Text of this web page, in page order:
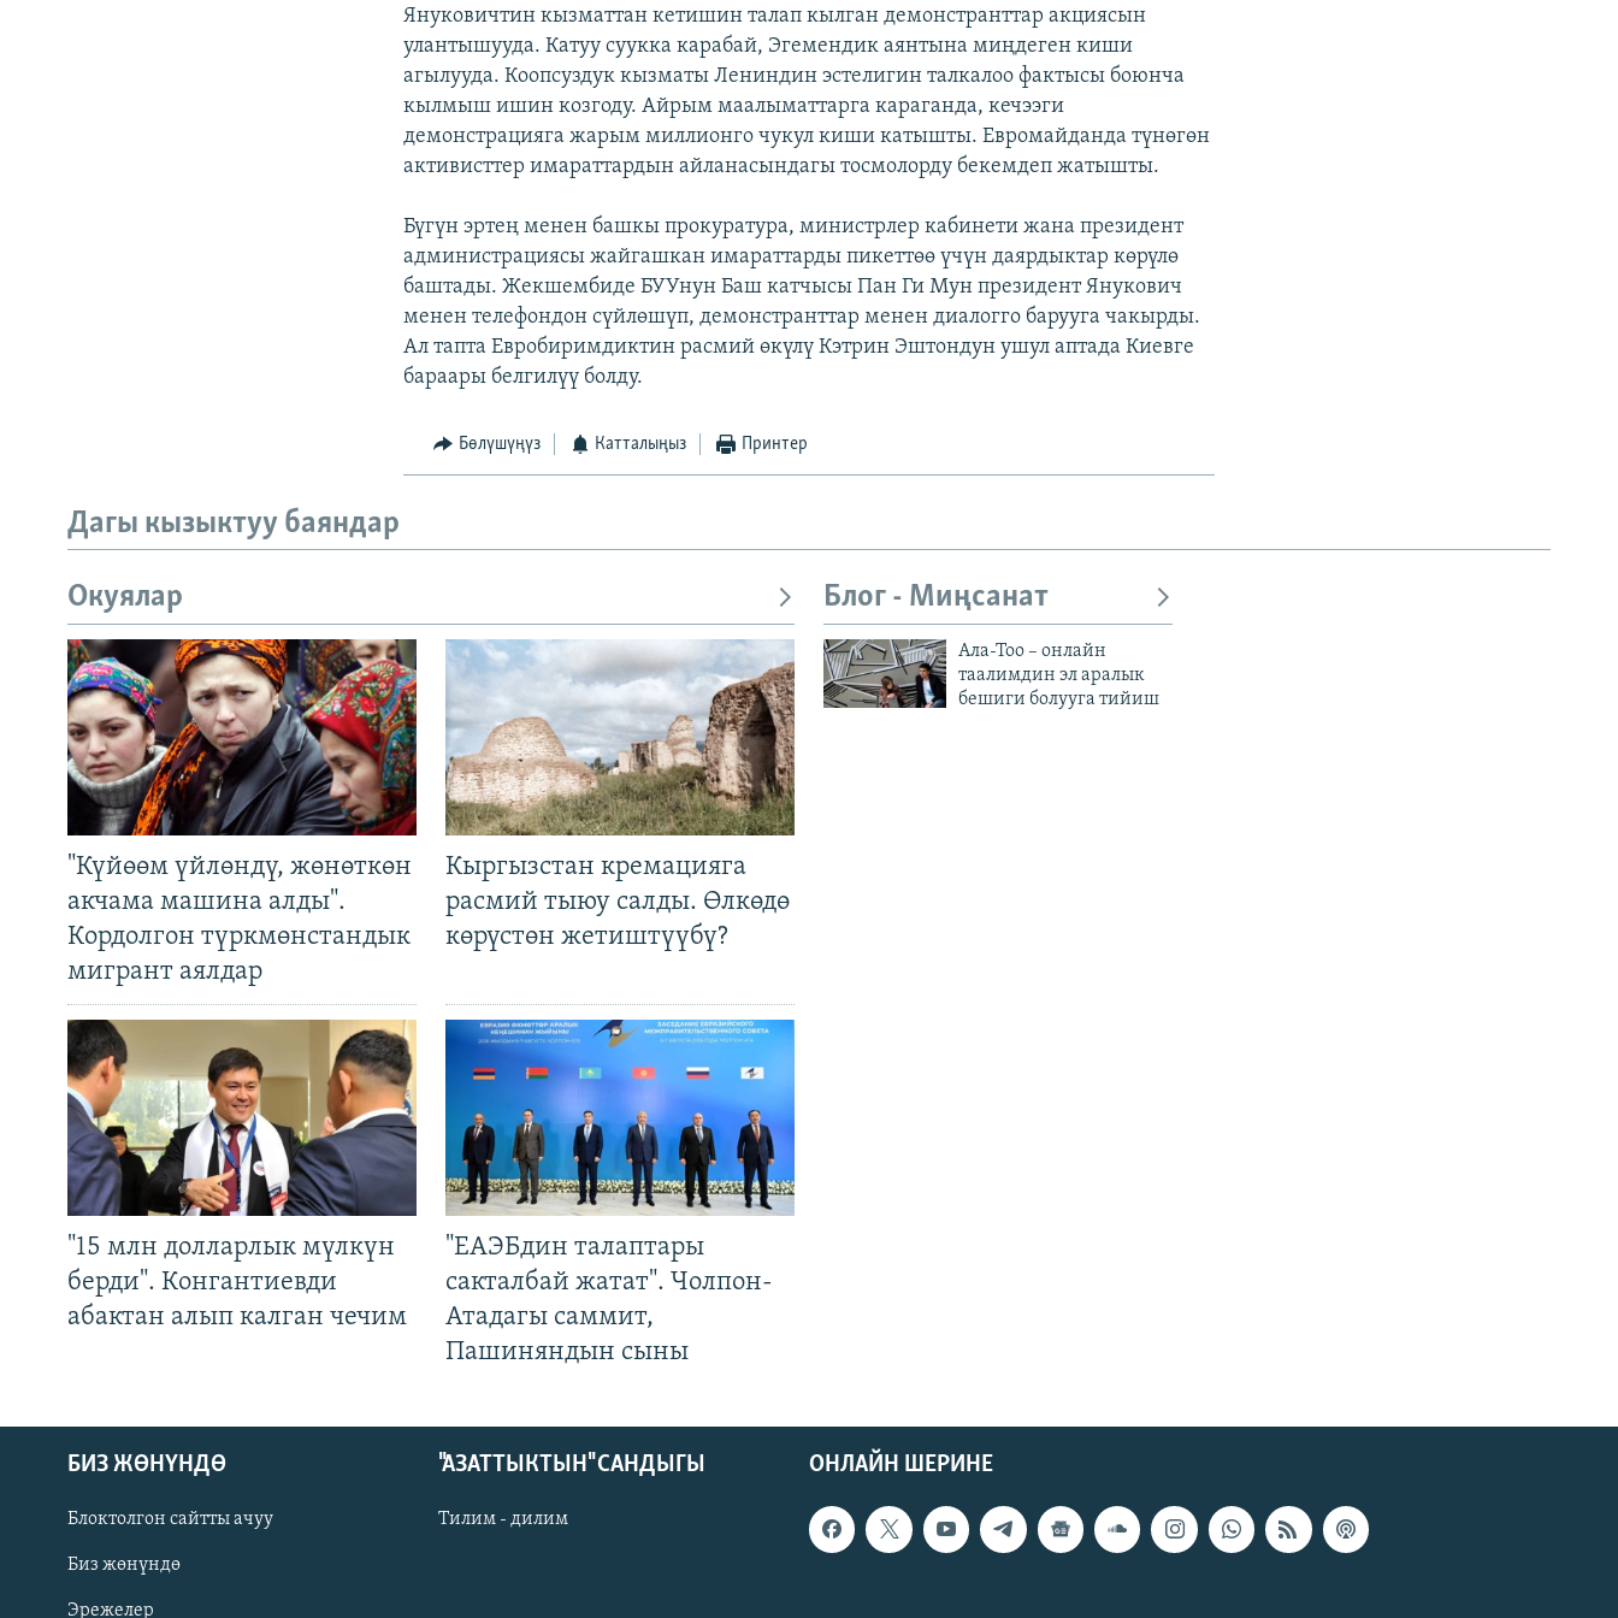
Русский
Януковичтин кызматтан кетишин талап кылган демонстранттар акциясын
улантышууда. Катуу суукка карабай, Эгемендик аянтына миңдеген киши
агылууда. Коопсуздук кызматы Лениндин эстелигин талкалоо фактысы боюнча
кылмыш ишин козгоду. Айрым маалыматтарга караганда, кечээги
демонстрацияга жарым миллионго чукул киши катышты. Евромайданда түнөгөн
активисттер имараттардын айланасындагы тосмолорду бекемдеп жатышты.
Бүгүн эртең менен башкы прокуратура, министрлер кабинети жана президент
администрациясы жайгашкан имараттарды пикеттөө үчүн даярдыктар көрүлө
баштады. Жекшембиде БУУнун Баш катчысы Пан Ги Мун президент Янукович
менен телефондон сүйлөшүп, демонстранттар менен диалогго барууга чакырды.
Ал тапта Евробиримдиктин расмий өкүлү Кэтрин Эштондун ушул аптада Киевге
бараары белгилүү болду.
Бөлүшүңүз Катталыңыз Принтер
Дагы кызыктуу баяндар
Окуялар
"Күйөөм үйлөндү, жөнөткөн
акчама машина алды".
Кордолгон түркмөнстандык
мигрант аялдар
Кыргызстан кремацияга
расмий тыюу салды. Өлкөдө
көрүстөн жетиштүүбү?
"15 млн долларлык мүлкүн
берди". Конгантиевди
абактан алып калган чечим
"ЕАЭБдин талаптары
сакталбай жатат". Чолпон-
Атадагы саммит,
Пашиняндын сыны
Блог - Миңсанат
Ала-Тоо – онлайн
таалимдин эл аралык
бешиги болууга тийиш
ОНЛАЙН ШЕРИНЕ
БИЗ ЖӨНҮНДӨ
Блоктолгон сайтты ачуу
Биз жөнүндө
Эрежелер
"АЗАТТЫКТЫН" САНДЫГЫ
Тилим - дилим